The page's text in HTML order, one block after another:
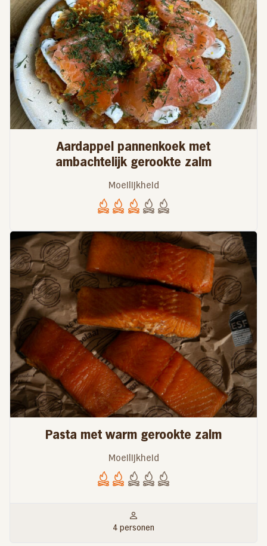
Aardappel pannenkoek met
ambachtelijk gerookte zalm
Moeilijkheid
Pasta met warm gerookte zalm
Moeilijkheid
4 personen